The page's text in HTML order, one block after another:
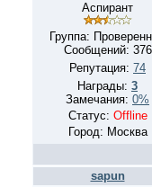
Аспирант
Группа:
Сообщений: 376
Репутация: 74
Награды: 3
Замечания: 0%
Статус: Offline
Город: Москва
sapun